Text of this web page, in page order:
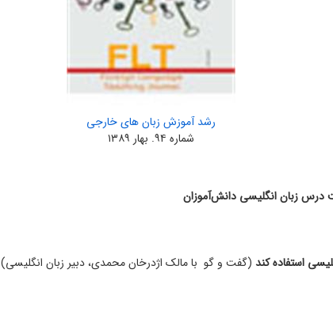
رشد آموزش زبان‌ های خارجی
شماره ۹۴. بهار ۱۳۸۹
درس زبان انگلیسی دانش‌آموزان
استفاده کند (گفت و گو با مالک اژدرخان محمدی، دبیر زبان انگلیسی)